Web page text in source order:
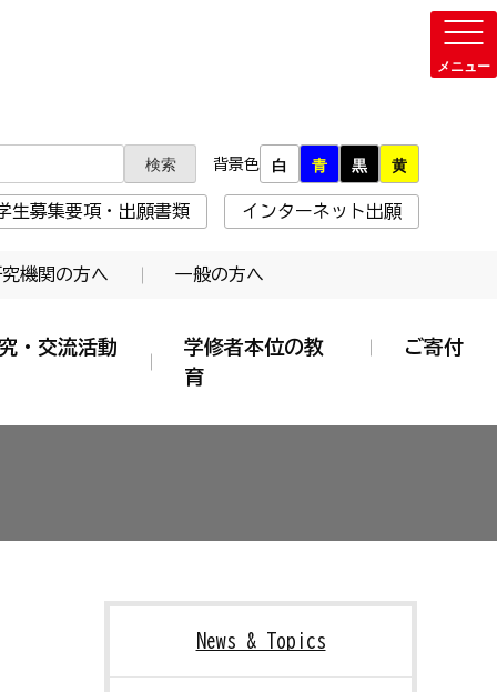
背景色 白 青 黒 黄
生募集要項・出願書類 インターネット出願
機関の方へ 一般の方へ
・交流活動
学修者本位の教
育
ご寄付
News & Topics